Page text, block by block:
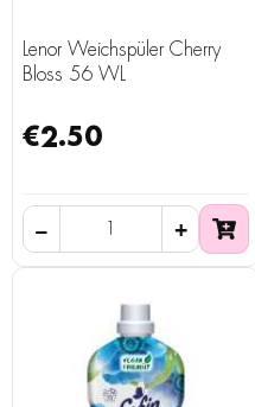
Lenor Weichspüler Cherry
Bloss 56 WL
€2.50